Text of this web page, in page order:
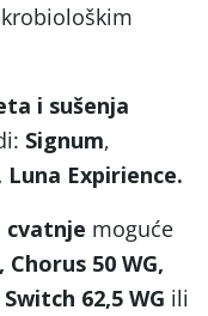
i sušenja
Signum,
Luna Expirience.
cvatnje moguće
Chorus 50 WG,
62,5 WG ili